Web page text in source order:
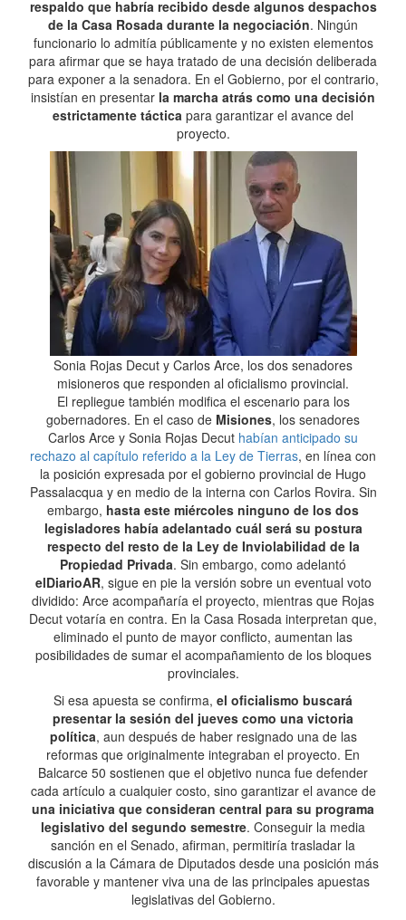
respaldo que habría recibido desde algunos despachos
de la Casa Rosada durante la negociación. Ningún
funcionario lo admitía públicamente y no existen elementos
para afirmar que se haya tratado de una decisión deliberada
para exponer a la senadora. En el Gobierno, por el contrario,
insistían en presentar la marcha atrás como una decisión
estrictamente táctica para garantizar el avance del
proyecto.
Sonia Rojas Decut y Carlos Arce, los dos senadores
misioneros que responden al oficialismo provincial.
El repliegue también modifica el escenario para los
gobernadores. En el caso de Misiones, los senadores
Carlos Arce y Sonia Rojas Decut habían anticipado su
rechazo al capítulo referido a la Ley de Tierras, en línea con
la posición expresada por el gobierno provincial de Hugo
Passalacqua y en medio de la interna con Carlos Rovira. Sin
embargo, hasta este miércoles ninguno de los dos
legisladores había adelantado cuál será su postura
respecto del resto de la Ley de Inviolabilidad de la
Propiedad Privada. Sin embargo, como adelantó
elDiarioAR, sigue en pie la versión sobre un eventual voto
dividido: Arce acompañaría el proyecto, mientras que Rojas
Decut votaría en contra. En la Casa Rosada interpretan que,
eliminado el punto de mayor conflicto, aumentan las
posibilidades de sumar el acompañamiento de los bloques
provinciales.
Si esa apuesta se confirma, el oficialismo buscará
presentar la sesión del jueves como una victoria
política, aun después de haber resignado una de las
reformas que originalmente integraban el proyecto. En
Balcarce 50 sostienen que el objetivo nunca fue defender
cada artículo a cualquier costo, sino garantizar el avance de
una iniciativa que consideran central para su programa
legislativo del segundo semestre. Conseguir la media
sanción en el Senado, afirman, permitiría trasladar la
discusión a la Cámara de Diputados desde una posición más
favorable y mantener viva una de las principales apuestas
legislativas del Gobierno.